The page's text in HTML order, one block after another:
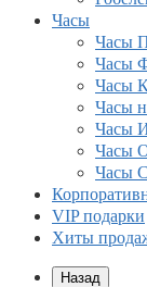
Часы
Часы
Часы
Часы
Часы
Часы
Часы
Часы
VIP подарки
Хиты
Назад